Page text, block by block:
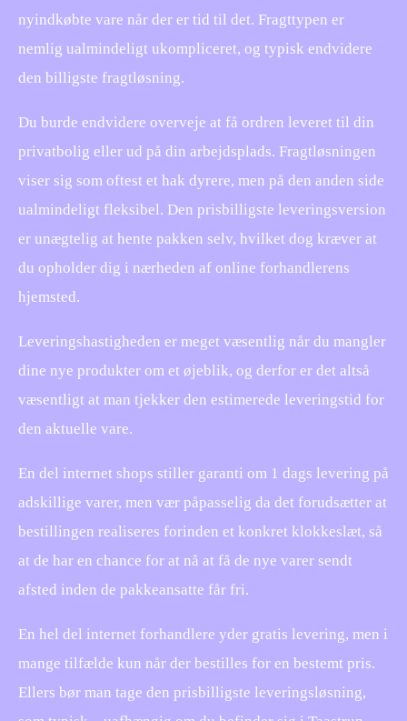
nyindkøbte vare når der er tid til det. Fragttypen er
nemlig ualmindeligt ukompliceret, og typisk endvidere
den billigste fragtløsning.
Du burde endvidere overveje at få ordren leveret til din
privatbolig eller ud på din arbejdsplads. Fragtløsningen
viser sig som oftest et hak dyrere, men på den anden side
ualmindeligt fleksibel. Den prisbilligste leveringsversion
er unægtelig at hente pakken selv, hvilket dog kræver at
du opholder dig i nærheden af online forhandlerens
hjemsted.
Leveringshastigheden er meget væsentlig når du mangler
dine nye produkter om et øjeblik, og derfor er det altså
væsentligt at man tjekker den estimerede leveringstid for
den aktuelle vare.
En del internet shops stiller garanti om 1 dags levering på
adskillige varer, men vær påpasselig da det forudsætter at
bestillingen realiseres forinden et konkret klokkeslæt, så
at de har en chance for at nå at få de nye varer sendt
afsted inden de pakkeansatte får fri.
En hel del internet forhandlere yder gratis levering, men i
mange tilfælde kun når der bestilles for en bestemt pris.
Ellers bør man tage den prisbilligste leveringsløsning,